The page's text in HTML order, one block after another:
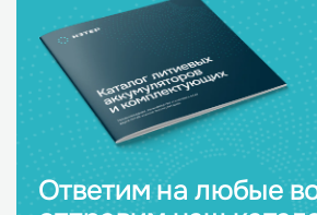
Ответим на любые